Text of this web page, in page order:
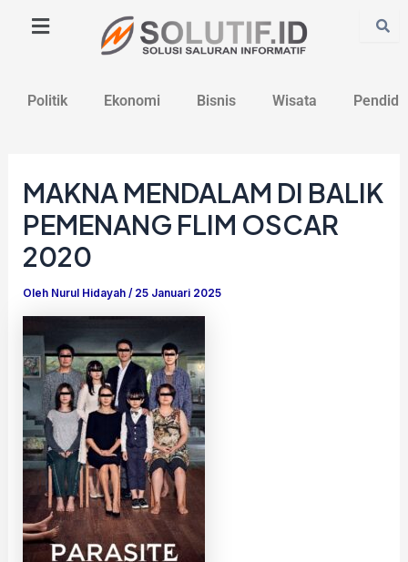
Politik Ekonomi Bisnis Wisata
MAKNA MENDALAM DI BALIK
PEMENANG FLIM OSCAR
2020
Oleh Nurul Hidayah/ 25 Januari 2025
navigation